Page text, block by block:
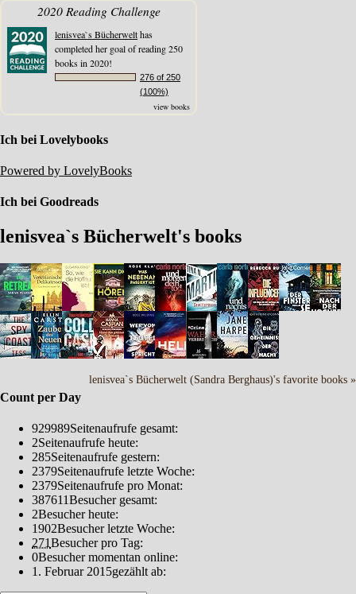
2020 Reading Challenge
lenisvea`s Bücherwelthas
completed her goal of reading 250
books in 2020!
276 of 250
(100%)
view books
Ich bei Lovelybooks
Powered by LovelyBooks
Ich bei Goodreads
lenisvea`s Bücherwelt's books
lenisvea`s Bücherwelt (Sandra Berghaus)'s favorite books »
Count per Day
929989Seitenaufrufe gesamt:
2Seitenaufrufe heute:
285Seitenaufrufe gestern:
2379Seitenaufrufe letzte Woche:
2379Seitenaufrufe pro Monat:
387611Besucher gesamt:
2Besucher heute:
1902Besucher letzte Woche:
271Besucher pro Tag:
0Besucher momentan online:
1. Februar 2015gezählt ab: